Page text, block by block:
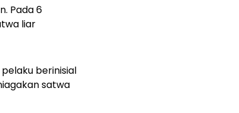
Pada 6
liar
berinisial
satwa